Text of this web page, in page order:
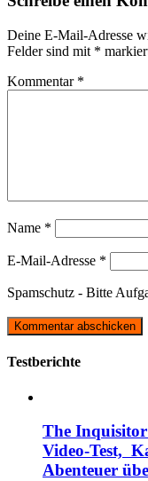
Deine E-Mail-Adresse
Felder sind mit *
Kommentar *
Name *
E-Mail-Adresse *
Spamschutz - Bitte
Testberichte
The
Video-Test,
Abenteuer